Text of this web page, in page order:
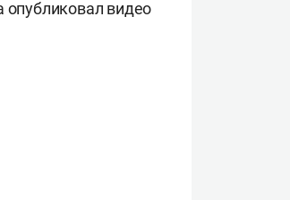
опубликовал видео